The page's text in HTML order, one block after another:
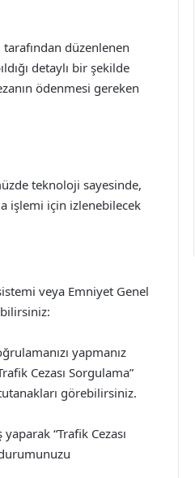
düzenlenen
detaylı bir şekilde
ödenmesi gereken
teknoloji sayesinde,
işlemi için izlenebilecek
veya Emniyet Genel
yapmanız
Cezası Sorgulama”
görebilirsiniz.
“Trafik Cezası